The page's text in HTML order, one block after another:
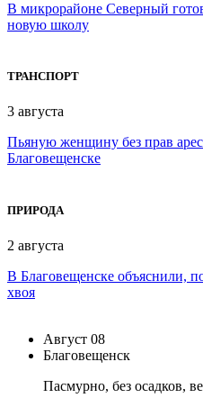
В микрорайоне Северный
новую школу
ТРАНСПОРТ
3 августа
Пьяную женщину без прав
Благовещенске
ПРИРОДА
2 августа
В Благовещенске объяснили,
хвоя
Август 08
Благовещенск
Пасмурно, без осадков,